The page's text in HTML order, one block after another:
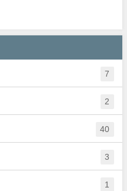
7
2
40
3
1